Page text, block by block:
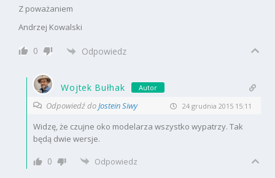
Z poważaniem
Andrzej Kowalski
0 Odpowiedz
Wojtek Bułhak Autor
Odpowiedź doJostein Siwy 24 grudnia 2015 15:11
Widzę, że czujne oko modelarza wszystko wypatrzy. Tak
będą dwie wersje.
0 Odpowiedz